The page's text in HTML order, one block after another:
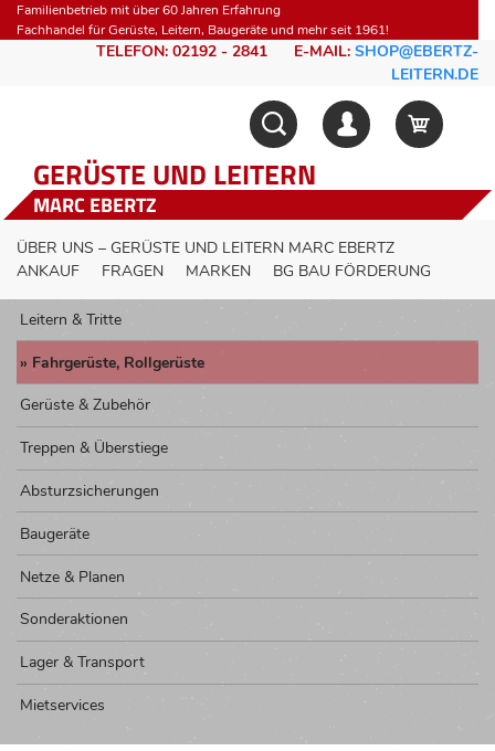
Familienbetrieb mit über 60 Jahren Erfahrung
Fachhandel für Gerüste, Leitern, Baugeräte und mehr seit 1961!
TELEFON: 02192 - 2841 E-MAIL: SHOP@EBERTZ-
LEITERN.DE
GERÜSTE UND LEITERN
MARC EBERTZ
ÜBER UNS – GERÜSTE UND LEITERN MARC EBERTZ
ANKAUF
FRAGEN MARKEN BG BAU FÖRDERUNG
Leitern & Tritte
Fahrgerüste, Rollgerüste
Gerüste & Zubehör
Treppen & Überstiege
Absturzsicherungen
Baugeräte
Netze & Planen
Sonderaktionen
Lager & Transport
Mietservices